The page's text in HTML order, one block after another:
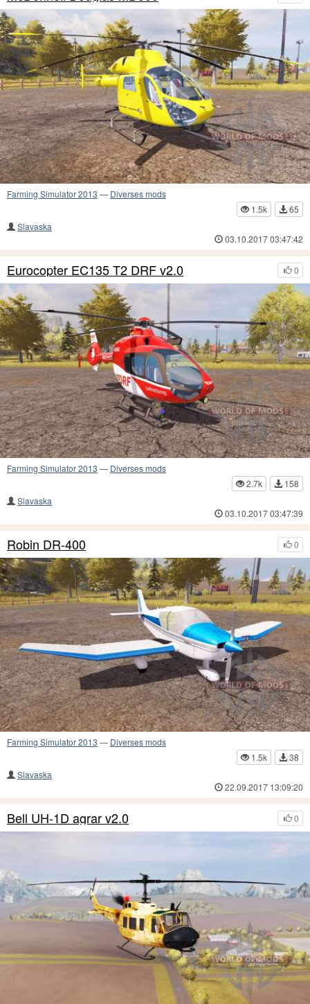
Farming Simulator 2013 — Diverses mods
1.5k
65
Slavaska
03.10.2017 03:47:42
0
Eurocopter EC135 T2 DRF v2.0
Farming Simulator 2013 — Diverses mods
2.7k
158
Slavaska
03.10.2017 03:47:39
0
Robin DR-400
Farming Simulator 2013 — Diverses mods
1.5k
38
Slavaska
22.09.2017 13:09:20
0
Bell UH-1D agrar v2.0